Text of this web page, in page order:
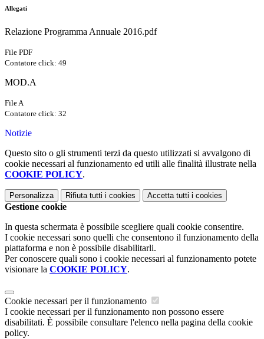
Allegati
Relazione Programma Annuale 2016.pdf
File PDF
Contatore click: 49
MOD.A
File A
Contatore click: 32
Notizie
Questo sito o gli strumenti terzi da questo utilizzati si avvalgono di
cookie necessari al funzionamento ed utili alle finalità illustrate nella
COOKIE POLICY.
Personalizza Rifiuta tutti i cookies Accetta tutti i cookies
Gestione cookie
In questa schermata è possibile scegliere quali cookie consentire.
I cookie necessari sono quelli che consentono il funzionamento della
piattaforma e non è possibile disabilitarli.
Per conoscere quali sono i cookie necessari al funzionamento potete
visionare la COOKIE POLICY.
Cookie necessari per il funzionamento
I cookie necessari per il funzionamento non possono essere
disabilitati. È possibile consultare l'elenco nella pagina della cookie
policy.